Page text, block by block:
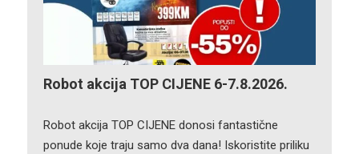
Robot akcija TOP CIJENE 6-7.8.2026.
Robot akcija TOP CIJENE donosi fantastične
ponude koje traju samo dva dana! Iskoristite priliku